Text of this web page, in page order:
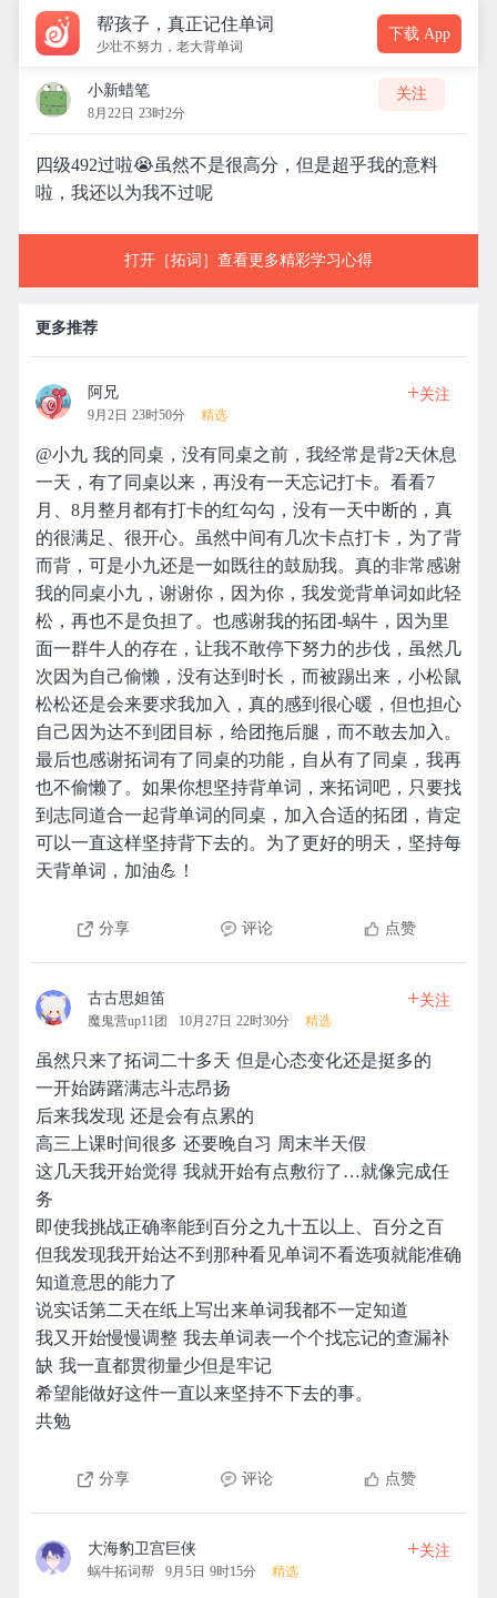
帮孩子，真正记住单词
少壮不努力，老大背单词
下载 App
小新蜡笔
8月22日 23时2分
关注
四级492过啦😭虽然不是很高分，但是超乎我的意料
啦，我还以为我不过呢
打开［拓词］查看更多精彩学习心得
更多推荐
阿兄
9月2日 23时50分 精选
+关注
@小九 我的同桌，没有同桌之前，我经常是背2天休息
一天，有了同桌以来，再没有一天忘记打卡。看看7
月、8月整月都有打卡的红勾勾，没有一天中断的，真
的很满足、很开心。虽然中间有几次卡点打卡，为了背
而背，可是小九还是一如既往的鼓励我。真的非常感谢
我的同桌小九，谢谢你，因为你，我发觉背单词如此轻
松，再也不是负担了。也感谢我的拓团-蜗牛，因为里
面一群牛人的存在，让我不敢停下努力的步伐，虽然几
次因为自己偷懒，没有达到时长，而被踢出来，小松鼠
松松还是会来要求我加入，真的感到很心暖，但也担心
自己因为达不到团目标，给团拖后腿，而不敢去加入。
最后也感谢拓词有了同桌的功能，自从有了同桌，我再
也不偷懒了。如果你想坚持背单词，来拓词吧，只要找
到志同道合一起背单词的同桌，加入合适的拓团，肯定
可以一直这样坚持背下去的。为了更好的明天，坚持每
天背单词，加油💪！
分享 评论 点赞
古古思妲笛
魔鬼营up11团 10月27日 22时30分 精选
+关注
虽然只来了拓词二十多天 但是心态变化还是挺多的
一开始踌躇满志斗志昂扬
后来我发现 还是会有点累的
高三上课时间很多 还要晚自习 周末半天假
这几天我开始觉得 我就开始有点敷衍了…就像完成任
务
即使我挑战正确率能到百分之九十五以上、百分之百
但我发现我开始达不到那种看见单词不看选项就能准确
知道意思的能力了
说实话第二天在纸上写出来单词我都不一定知道
我又开始慢慢调整 我去单词表一个个找忘记的查漏补
缺 我一直都贯彻量少但是牢记
希望能做好这件一直以来坚持不下去的事。
共勉
分享 评论 点赞
大海豹卫宫巨侠
蜗牛拓词帮 9月5日 9时15分 精选
+关注